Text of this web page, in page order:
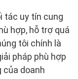
tác uy tín cung
hợp, hỗ trợ quá
tôi chính là
pháp phù hợp
của doanh